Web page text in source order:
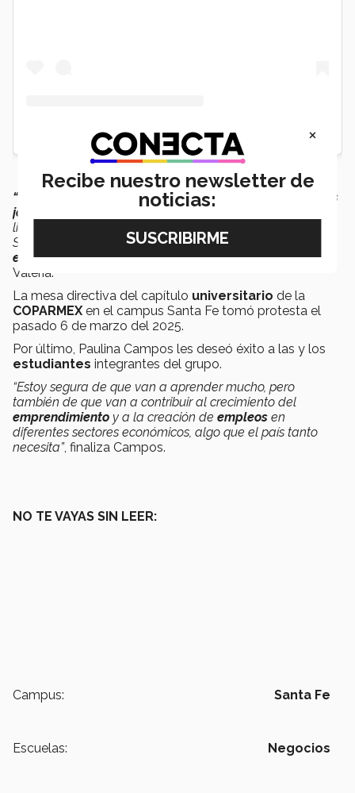
“México necesita más emprendedoras y
emprendedores
jóvenes
liderar.
Sociales, Ingeniería o Estudios Creativos, el ADN
emprendedorestá en todas las carreras”, sostiene
Valeria.
La mesa directiva del capítulo universitario de la
COPARMEXen el campus Santa Fe tomó protesta el
pasado 6 de marzo del 2025.
Por último, Paulina Campos les deseó éxito a las y los
estudiantes integrantes del grupo.
“Estoy segura de que van a aprender mucho, pero
también de que van a contribuir al crecimiento del
emprendimiento y a la creación de empleos en
diferentes sectores económicos, algo que el país tanto
necesita”, finaliza Campos.
NO TE VAYAS SIN LEER:
Campus: Santa Fe
Escuelas: Negocios
×
Recibe nuestro newsletter de
noticias: